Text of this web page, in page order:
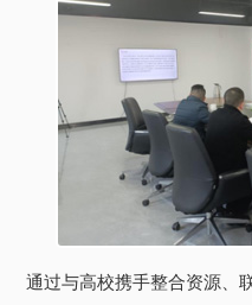
通过与高校携手整合资源、